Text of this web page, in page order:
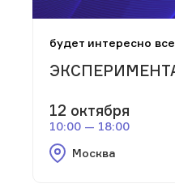
будет интересно
12 октября
10:00 — 18:00
Москва